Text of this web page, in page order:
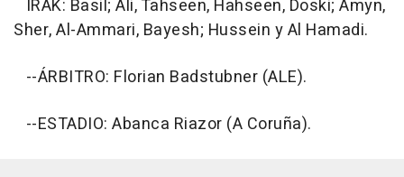
IRAK: Basil; Ali, Tahseen, Hahseen, Doski; Amyn,
Sher, Al-Ammari, Bayesh; Hussein y Al Hamadi.
--ÁRBITRO: Florian Badstubner (ALE).
--ESTADIO: Abanca Riazor (A Coruña).